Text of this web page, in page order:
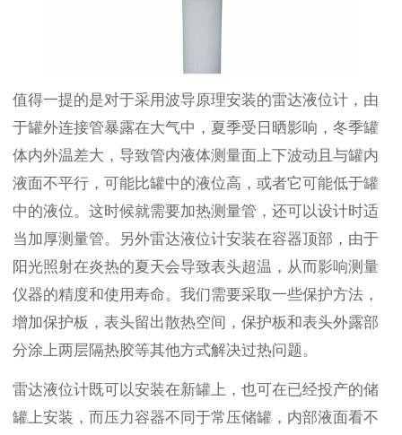
值得一提的是对于采用波导原理安装的雷达液位计，由
于罐外连接管暴露在大气中，夏季受日晒影响，冬季罐
体内外温差大，导致管内液体测量面上下波动且与罐内
液面不平行，可能比罐中的液位高，或者它可能低于罐
中的液位。这时候就需要加热测量管，还可以设计时适
当加厚测量管。另外雷达液位计安装在容器顶部，由于
阳光照射在炎热的夏天会导致表头超温，从而影响测量
仪器的精度和使用寿命。我们需要采取一些保护方法，
增加保护板，表头留出散热空间，保护板和表头外露部
分涂上两层隔热胶等其他方式解决过热问题。
雷达液位计既可以安装在新罐上，也可在已经投产的储
罐上安装，而压力容器不同于常压储罐，内部液面看不